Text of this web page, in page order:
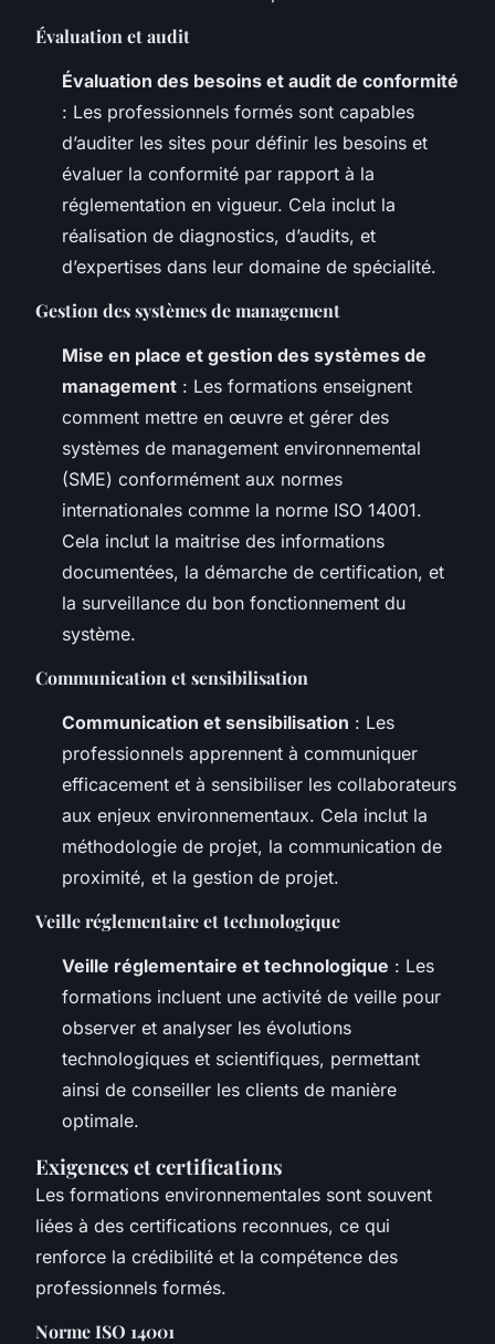
Évaluation et audit
Évaluation des besoins et audit de conformité
: Les professionnels formés sont capables
d’auditer les sites pour définir les besoins et
évaluer la conformité par rapport à la
réglementation en vigueur. Cela inclut la
réalisation de diagnostics, d’audits, et
d’expertises dans leur domaine de spécialité.
Gestion des systèmes de management
Mise en place et gestion des systèmes de
management : Les formations enseignent
comment mettre en œuvre et gérer des
systèmes de management environnemental
(SME) conformément aux normes
internationales comme la norme ISO 14001.
Cela inclut la maitrise des informations
documentées, la démarche de certification, et
la surveillance du bon fonctionnement du
système.
Communication et sensibilisation
Communication et sensibilisation : Les
professionnels apprennent à communiquer
efficacement et à sensibiliser les collaborateurs
aux enjeux environnementaux. Cela inclut la
méthodologie de projet, la communication de
proximité, et la gestion de projet.
Veille réglementaire et technologique
Veille réglementaire et technologique : Les
formations incluent une activité de veille pour
observer et analyser les évolutions
technologiques et scientifiques, permettant
ainsi de conseiller les clients de manière
optimale.
Exigences et certifications
Les formations environnementales sont souvent
liées à des certifications reconnues, ce qui
renforce la crédibilité et la compétence des
professionnels formés.
Norme ISO 14001